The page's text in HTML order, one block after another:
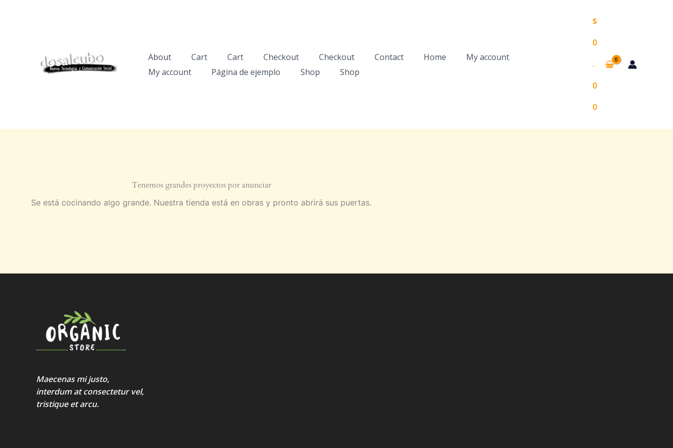
About Cart Cart Checkout Checkout Contact Home
My account
My account
Página de ejemplo Shop Shop
$
0
.
0
0
Tenemos grandes proyectos por anunciar
Se está cocinando algo grande. Nuestra tienda está en obras y pronto abrirá sus puertas.
Maecenas mi justo,
interdum at consectetur vel,
tristique et arcu.